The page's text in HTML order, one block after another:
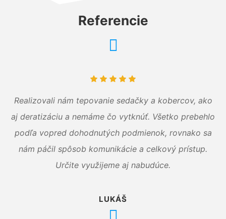
Referencie
Realizovali nám tepovanie sedačky a kobercov, ako
aj deratizáciu a nemáme čo vytknúť. Všetko prebehlo
podľa vopred dohodnutých podmienok, rovnako sa
nám páčil spôsob komunikácie a celkový prístup.
Určite využijeme aj nabudúce.
LUKÁŠ